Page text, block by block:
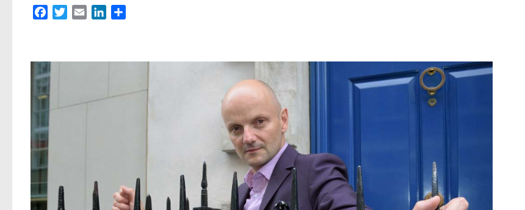
FacebookTwitterEmail LinkedIn